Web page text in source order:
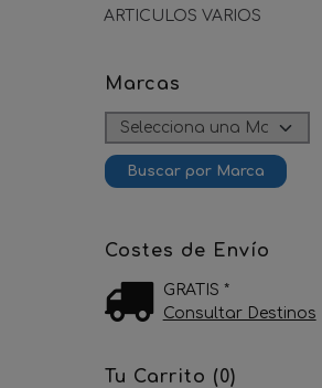
ARTICULOS VARIOS
Marcas
Costes de Envío
GRATIS *
Consultar Destinos
Tu Carrito (0)